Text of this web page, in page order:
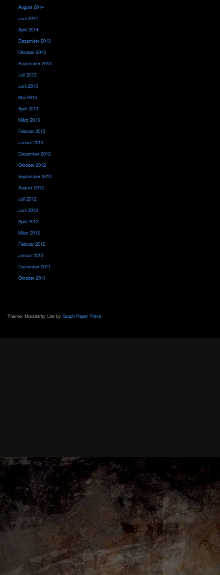
August 2014
Juni 2014
April 2014
Dezember 2013
Oktober 2013
September 2013
Juli 2013
Juni 2013
Mai 2013
April 2013
März 2013
Februar 2013
Januar 2013
Dezember 2012
Oktober 2012
September 2012
August 2012
Juli 2012
Juni 2012
April 2012
März 2012
Februar 2012
Januar 2012
Dezember 2011
Oktober 2011
Theme: Modularity Lite by Graph Paper Press